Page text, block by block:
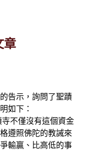
章
告示，詢問了聖蹟
如下：
不僅沒有這個資金
遵照佛陀的教誡來
輸贏、比高低的事